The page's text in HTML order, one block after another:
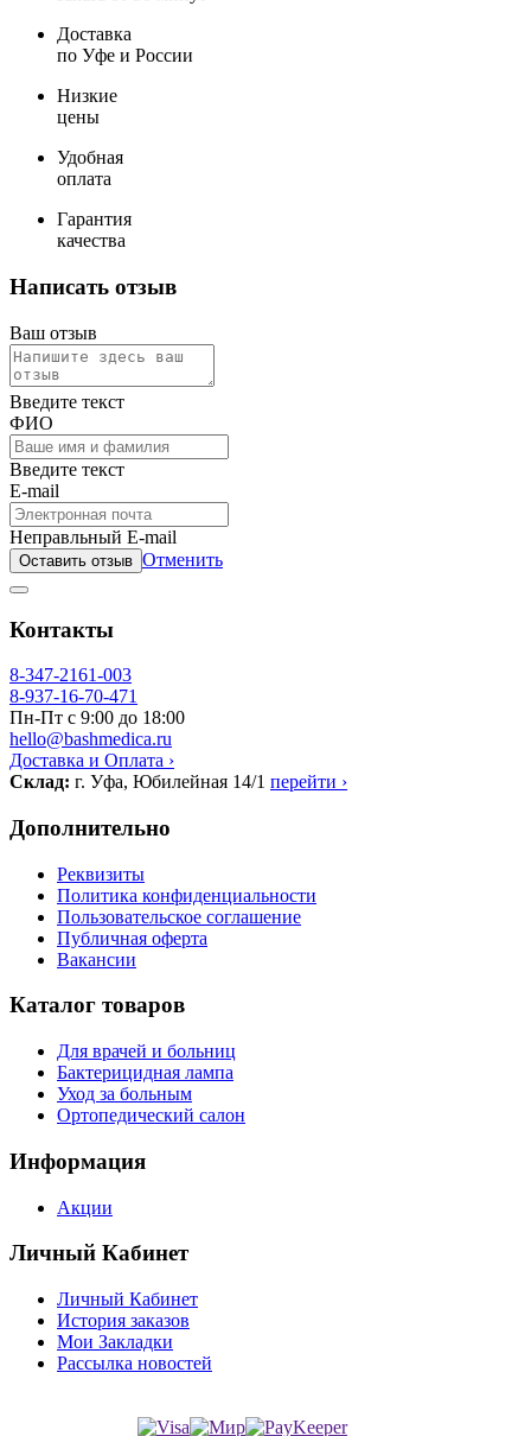
Доставка
по Уфе и России
Низкие
цены
Удобная
оплата
Гарантия
качества
Написать отзыв
Ваш отзыв
Введите текст
ФИО
Введите текст
E-mail
Неправльный E-mail
Оставить отзыв Отменить
Контакты
8-347-2161-003
8-937-16-70-471
Пн-Пт с 9:00 до 18:00
hello@bashmedica.ru
Доставка и Оплата ›
Склад: г. Уфа, Юбилейная 14/1 перейти ›
Дополнительно
Реквизиты
Политика конфиденциальности
Пользовательское соглашение
Публичная оферта
Вакансии
Каталог товаров
Для врачей и больниц
Бактерицидная лампа
Уход за больным
Ортопедический салон
Информация
Акции
Личный Кабинет
Личный Кабинет
История заказов
Мои Закладки
Рассылка новостей